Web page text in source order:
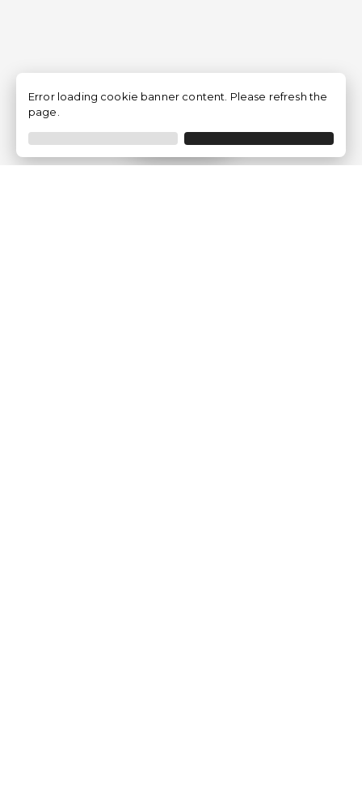
Filtrar
Error loading cookie banner content. Please refresh the
page.